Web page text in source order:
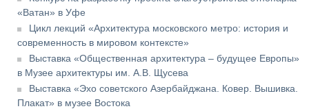
«Ватан» в Уфе
Цикл лекций «Архитектура московского метро: история и
современность в мировом контексте»
Выставка «Общественная архитектура – будущее Европы»
в Музее архитектуры им. А.В. Щусева
Выставка «Эхо советского Азербайджана. Ковер. Вышивка.
Плакат» в музее Востока